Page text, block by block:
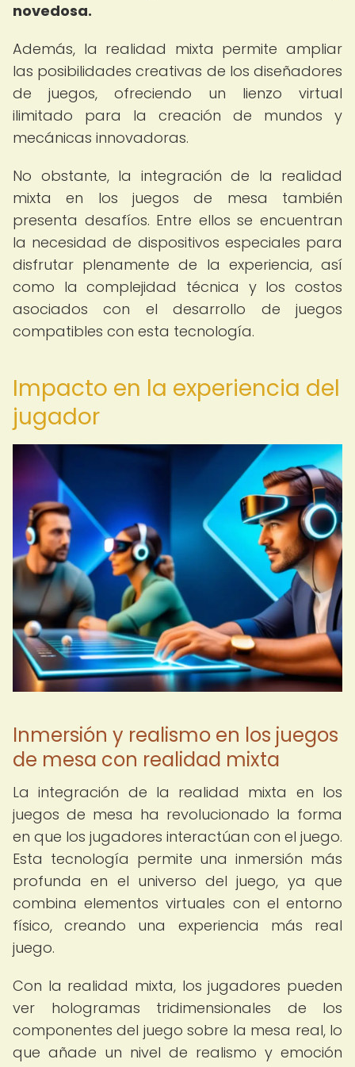
novedosa.
Además, la realidad mixta permite ampliar
las posibilidades creativas de los diseñadores
de juegos, ofreciendo un lienzo virtual
ilimitado para la creación de mundos y
mecánicas innovadoras.
No obstante, la integración de la realidad
mixta en los juegos de mesa también
presenta desafíos. Entre ellos se encuentran
la necesidad de dispositivos especiales para
disfrutar plenamente de la experiencia, así
como la complejidad técnica y los costos
asociados con el desarrollo de juegos
compatibles con esta tecnología.
Impacto en la experiencia del
jugador
Inmersión y realismo en los juegos
de mesa con realidad mixta
La integración de la realidad mixta en los
juegos de mesa ha revolucionado la forma
en que los jugadores interactúan con el juego.
Esta tecnología permite una inmersión más
profunda en el universo del juego, ya que
combina elementos virtuales con el entorno
físico, creando una experiencia más real
juego.
Con la realidad mixta, los jugadores pueden
ver hologramas tridimensionales de los
componentes del juego sobre la mesa real, lo
que añade un nivel de realismo y emoción